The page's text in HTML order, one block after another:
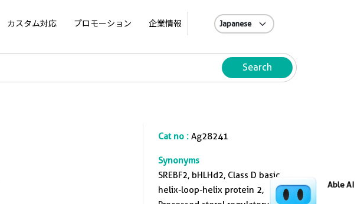
カスタム対応 プロモーション 企業情報
Search
Cat no : Ag28241
Synonyms
SREBF2, bHLHd2, Class D basic
helix-loop-helix protein 2,
Able AI